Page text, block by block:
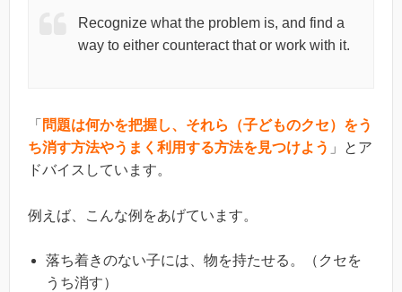
Recognize what the problem is, and find a
way to either counteract that or work with it.
「 問題は何かを把握し、それら（子どものクセ）をう
ち消す方法やうまく利用する方法を見つけよう 」とア
ドバイスしています。
例えば、こんな例をあげています。
落ち着きのない子には、物を持たせる。（クセを
うち消す）